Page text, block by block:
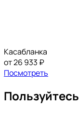
Касабланка
от 26 933 ₽
Посмотреть